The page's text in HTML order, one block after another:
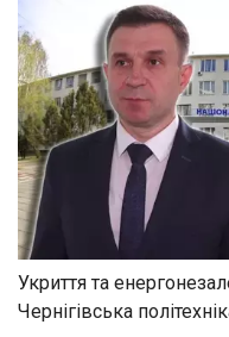
Укриття та
Чернігівська